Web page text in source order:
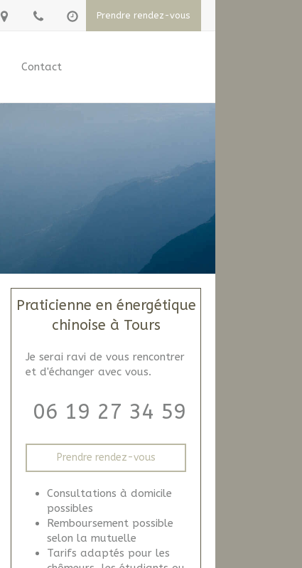
Prendre rendez-vous
Contact
Praticienne en énergétique
chinoise à Tours
Je serai ravi de vous rencontrer
et d'échanger avec vous.
06 19 27 34 59
Prendre rendez-vous
Consultations à domicile
possibles
Remboursement possible
selon la mutuelle
Tarifs adaptés pour les